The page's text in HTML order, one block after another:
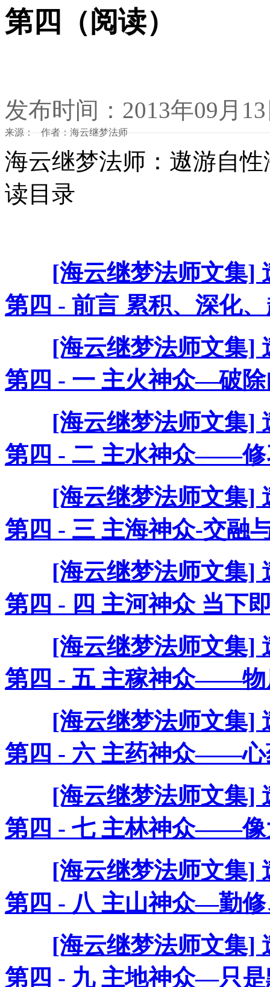
第四（阅读）
发布时间：2013年09月
来源： 作者：海云继梦法师
海云继梦法师：遨游自
读目录
[海云继梦法师文集]
第四 - 前言 累积、深化
[海云继梦法师文集]
第四 - 一 主火神众—破
[海云继梦法师文集]
第四 - 二 主水神众——修
[海云继梦法师文集]
第四 - 三 主海神众-交融
[海云继梦法师文集]
第四 - 四 主河神众 当
[海云继梦法师文集]
第四 - 五 主稼神众——物
[海云继梦法师文集]
第四 - 六 主药神众——心
[海云继梦法师文集]
第四 - 七 主林神众——像
[海云继梦法师文集]
第四 - 八 主山神众—勤
[海云继梦法师文集]
第四 - 九 主地神众—只